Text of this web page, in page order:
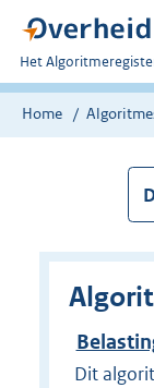
U
bent
nu
Het
Home
Dit